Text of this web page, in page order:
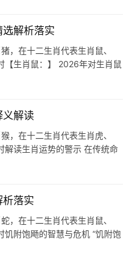
语与生肖蛇的特性高度契合
解析落实
，在十二生肖代表生肖鼠、
【生肖鼠：】 2026年对生肖鼠
滞，职场边缘化极为明显，
义解读
，在十二生肖代表生肖虎、
解读生肖运势的警示 在传统命
年将至，部分生肖将面临“吉
落实
，在十二生肖代表生肖鼠、
附饱飏的智慧与危机 “饥附饱